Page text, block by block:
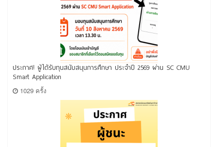
ประกาศ! ผู้ได้รับทุนสนับสนุนการศึกษา ประจำปี 2569 ผ่าน SC CMU
Smart Application
1029 ครั้ง